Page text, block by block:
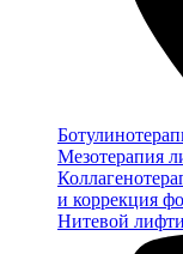
Мезотерапия
и коррекция
Нитевой